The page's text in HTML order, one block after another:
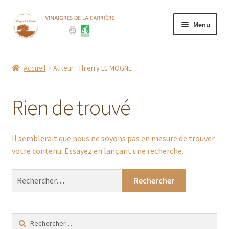
Aller
à
Aller
au
Menu
CGV
Contact
Nos points de vente
Accueil Auteur : Thierry LE MOGNE
Rien de trouvé
Il semblerait que nous ne soyons pas en mesure de trouver
votre contenu. Essayez en lançant une recherche.
Rechercher :